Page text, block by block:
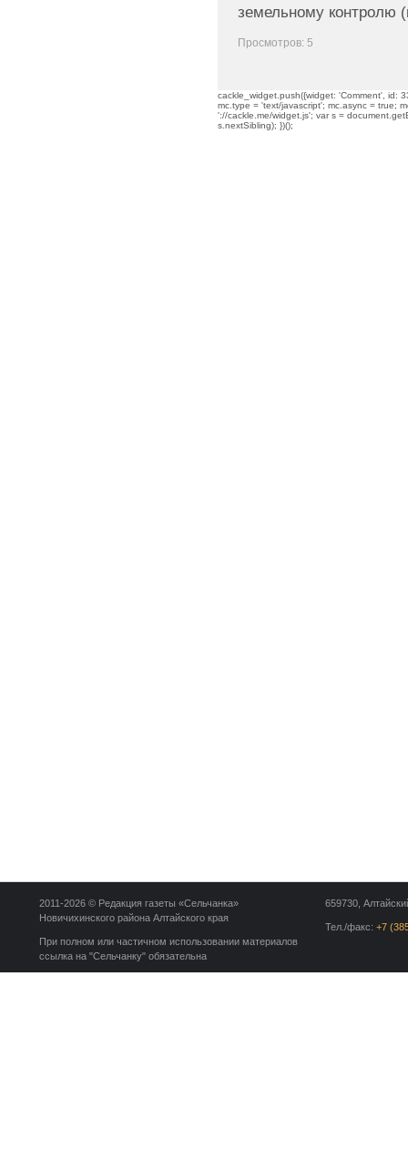
земельному контролю
Просмотров: 5
cackle_widget.push({widget: 'Comment', id:
mc.type = 'text/javascript'; mc.async = true;
'://cackle.me/widget.js'; var s =
s.nextSibling); })();
659730,
Тел./факс: +7
2011-2026 © Редакция газеты «Сельчанка»
Новичихинского района Алтайского края
При полном или частичном использовании материалов
ссылка на "Сельчанку" обязательна